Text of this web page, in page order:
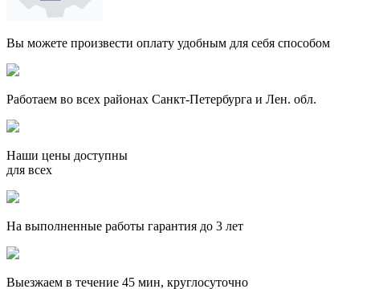
Вы можете произвести оплату удобным для себя способом
Работаем во всех районах Санкт-Петербурга и Лен. обл.
Наши цены доступны
для всех
На выполненные работы гарантия до 3 лет
Выезжаем в течение 45 мин, круглосуточно